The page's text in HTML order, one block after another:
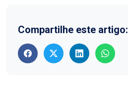
Compartilhe este artigo: